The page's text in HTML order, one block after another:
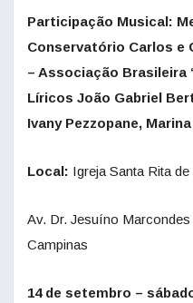
Participação Musical:
Conservatório Carlos e
– Associação Brasileira
Líricos João Gabriel
Ivany Pezzopane,
Local: Igreja Santa Rita
Av. Dr. Jesuíno
Campinas
14 de setembro –